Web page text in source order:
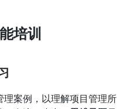
培训
案例，以理解项目管理所